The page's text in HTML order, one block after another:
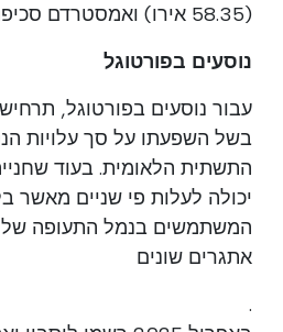
(58.35 אירו) ואמסטרדם סכיפהול (55 אירו).
נוסעים בפורטוגל
עבור נוסעים בפורטוגל,
בשל השפעתו על סך עלויות
התשתית הלאומית. בעוד
יכולה לעלות פי שניים מאשר
המשתמשים בנמל התעופה של
אתגרים שונים
.